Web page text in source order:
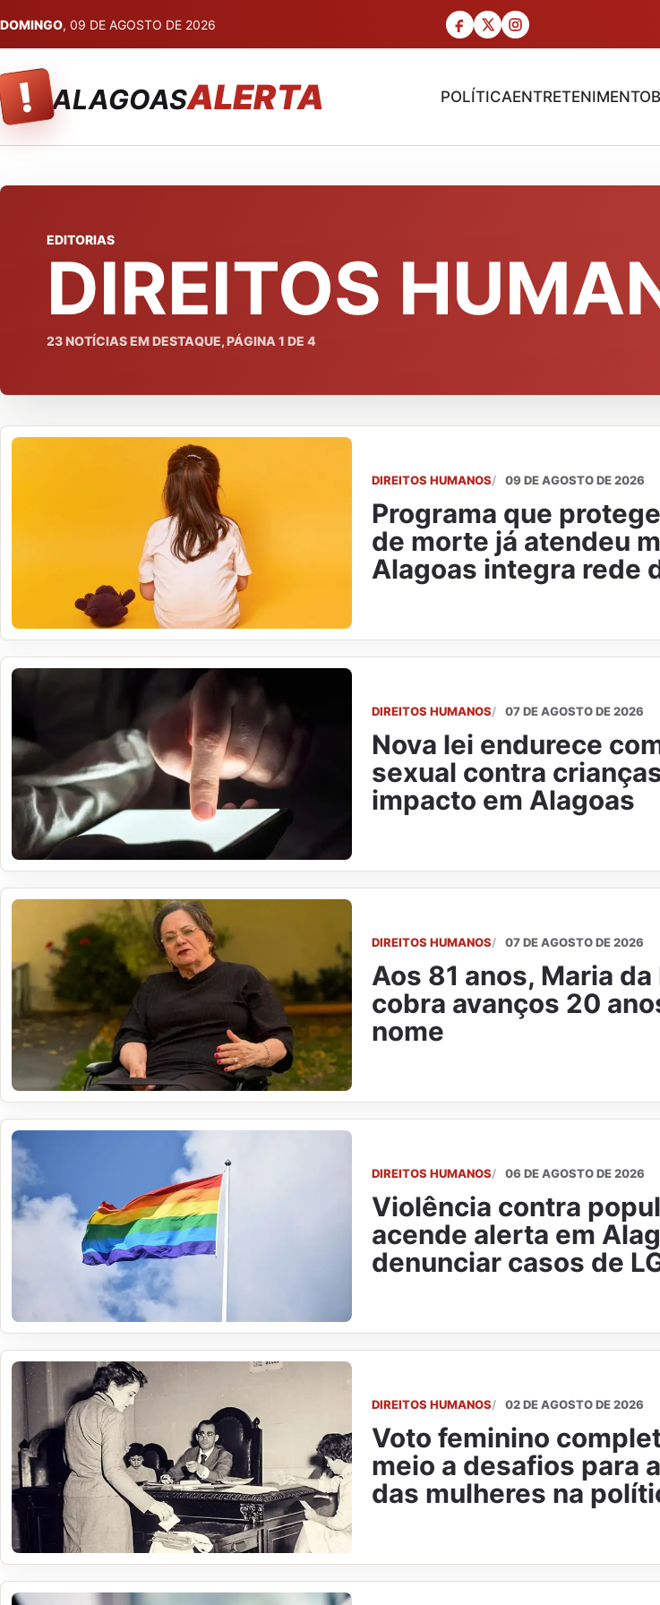
DOMINGO, 09 DE AGOSTO DE 2026
! ALAGOASALERTA POLÍTICAENTRETENIMENTO
EDITORIAS
DIREITOS
23NOTÍCIAS EM DESTAQUE, PÁGINA 1 DE 4
DIREITOS HUMANOS 09 DE AGOSTO DE 2026
Programa que
de morte já atendeu
Alagoas integra rede
DIREITOS HUMANOS 07 DE AGOSTO DE 2026
Nova lei endurece
sexual contra
impacto em Alagoas
DIREITOS HUMANOS 07 DE AGOSTO DE 2026
Aos 81 anos, Maria
cobra avanços 20
nome
DIREITOS HUMANOS 06 DE AGOSTO DE 2026
Violência contra
acende alerta em
denunciar casos de
DIREITOS HUMANOS 02 DE AGOSTO DE 2026
Voto feminino
meio a desafios para
das mulheres na